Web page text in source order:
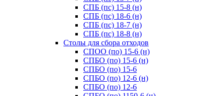
СПБ (пс) 15-8 (н)
СПБ (пс) 18-6 (н)
СПБ (пс) 18-7 (н)
СПБ (пс) 18-8 (н)
Cтолы для сбора отходов
СПОО (по) 15-6 (н)
СПБО (по) 15-6 (н)
СПБО (по) 15-6
СПБО (по) 12-6 (н)
СПБО (по) 12-6